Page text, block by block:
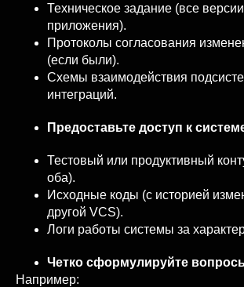
Техническое задание (все
приложения).
Протоколы согласования
(если были).
Схемы взаимодействия
интеграций.
Предоставьте доступ к
Тестовый или продуктивный
оба).
Исходные коды (с историей
другой VCS).
Логи работы системы за
Четко сформулируйте
Например: